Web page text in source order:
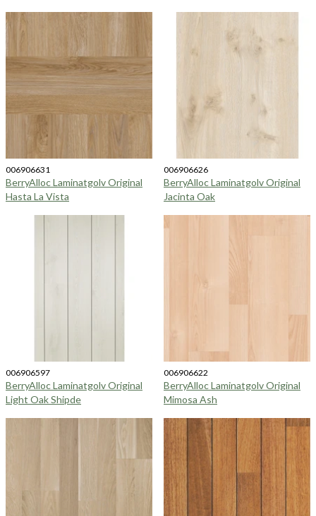
006906631
BerryAlloc Laminatgolv Original
Hasta La Vista
006906626
BerryAlloc Laminatgolv Original
Jacinta Oak
006906597
BerryAlloc Laminatgolv Original
Light Oak Shipde
006906622
BerryAlloc Laminatgolv Original
Mimosa Ash